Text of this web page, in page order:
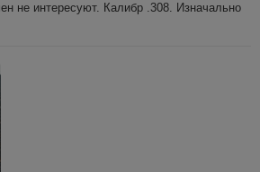
не интересуют. Калибр .308. Изначально